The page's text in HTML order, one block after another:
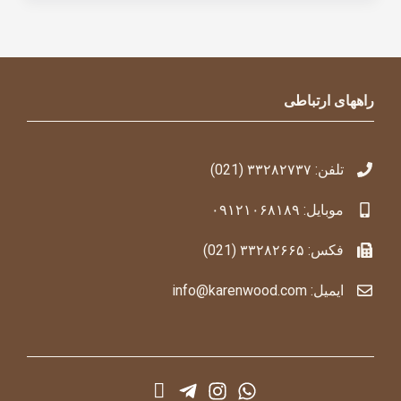
راههای ارتباطی
تلفن: ۳۳۲۸۲۷۳۷ (021)
موبایل: ۰۹۱۲۱۰۶۸۱۸۹
فکس: ۳۳۲۸۲۶۶۵ (021)
ایمیل: info@karenwood.com